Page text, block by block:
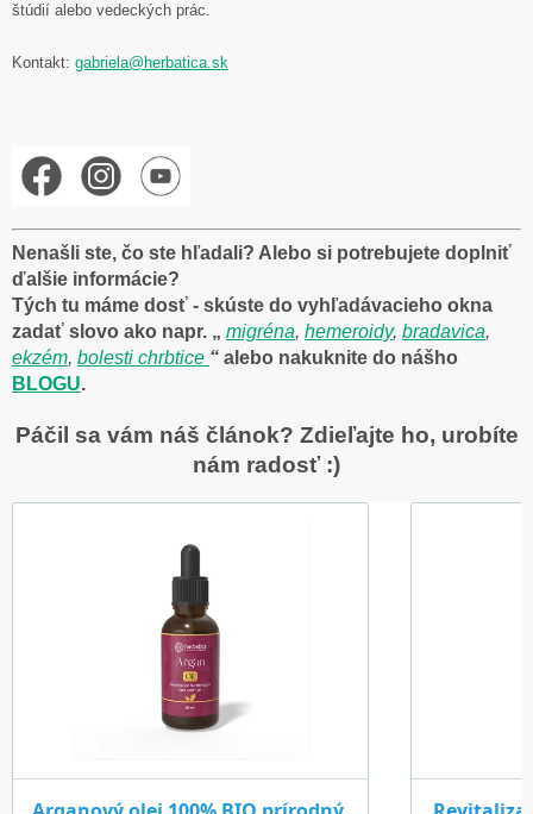
štúdií alebo vedeckých prác.
Kontakt: gabriela@herbatica.sk
Nenašli ste, čo ste hľadali? Alebo si potrebujete doplniť
ďalšie informácie?
Tých tu máme dosť - skúste do vyhľadávacieho okna
zadať slovo ako napr. „ migréna, hemeroidy, bradavica,
ekzém, bolesti chrbtice “ alebo nakuknite do nášho
BLOGU.
Páčil sa vám náš článok? Zdieľajte ho, urobíte
nám radosť :)